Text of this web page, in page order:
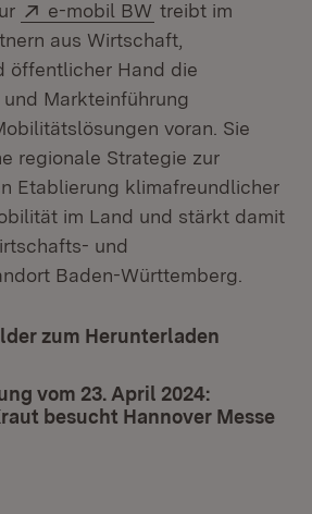
Extern:
e-mobil BW (Öffnet in neuem
treibt im
aus Wirtschaft,
öffentlicher Hand die
Markteinführung
voran. Sie
regionale Strategie zur
Etablierung klimafreundlicher
im Land und stärkt damit
und
Baden-Württemberg.
zum Herunterladen
vom 23. April 2024:
besucht Hannover Messe